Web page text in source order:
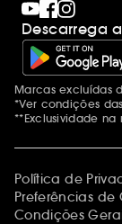
Descarrega
Menções
Marcas excluídas
*Ver condições
**Exclusividade
Política de
Preferências de
Condições